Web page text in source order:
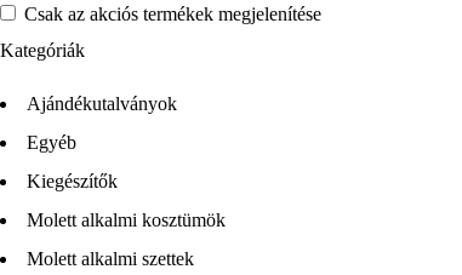
Csak az akciós termékek megjelenítése
Kategóriák
Ajándékutalványok
Egyéb
Kiegészítők
Molett alkalmi kosztümök
Molett alkalmi szettek